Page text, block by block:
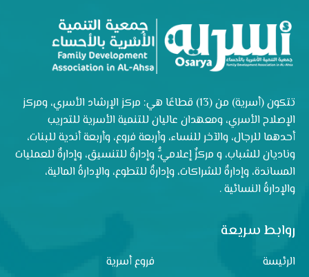
تتكون (أسرية) من (13) قطاعًا هي: مركز الإرشاد الأسري، ومركز
الإصلاح الأسري، ومعهدان عاليان للتنمية الأسرية للتدريب
أحدهما للرجال، والآخر للنساء، وأربعة فروع، وأربعة أندية للبنات،
وناديان للشباب، و مركزٌ إعلاميٌّ، وإدارةٌ للتنسيق، وإدارةٌ للعمليات
المساندة، وإدارةٌ للشراكات، وإدارةٌ للتطوع، والإدارةُ المالية،
والإدارةُ النسائية .
روابط سريعة
الرئيسة فروع أسرية